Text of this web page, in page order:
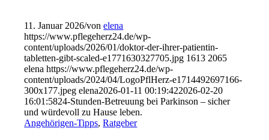
11. Januar 2026/vonelena
https://www.pflegeherz24.de/wp-
content/uploads/2026/01/doktor-der-ihrer-patientin-
tabletten-gibt-scaled-e1771630327705.jpg 1613 2065
elena https://www.pflegeherz24.de/wp-
content/uploads/2024/04/LogoPflHerz-e1714492697166-
300x177.jpeg elena2026-01-11 00:19:422026-02-20
16:01:5824-Stunden-Betreuung bei Parkinson – sicher
und würdevoll zu Hause leben.
Angehörigen-Tipps,Ratgeber